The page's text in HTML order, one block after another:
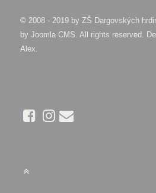
© 2008 - 2019 by ZŠ Dargovských
by Joomla CMS . All rights reserved.
Alex